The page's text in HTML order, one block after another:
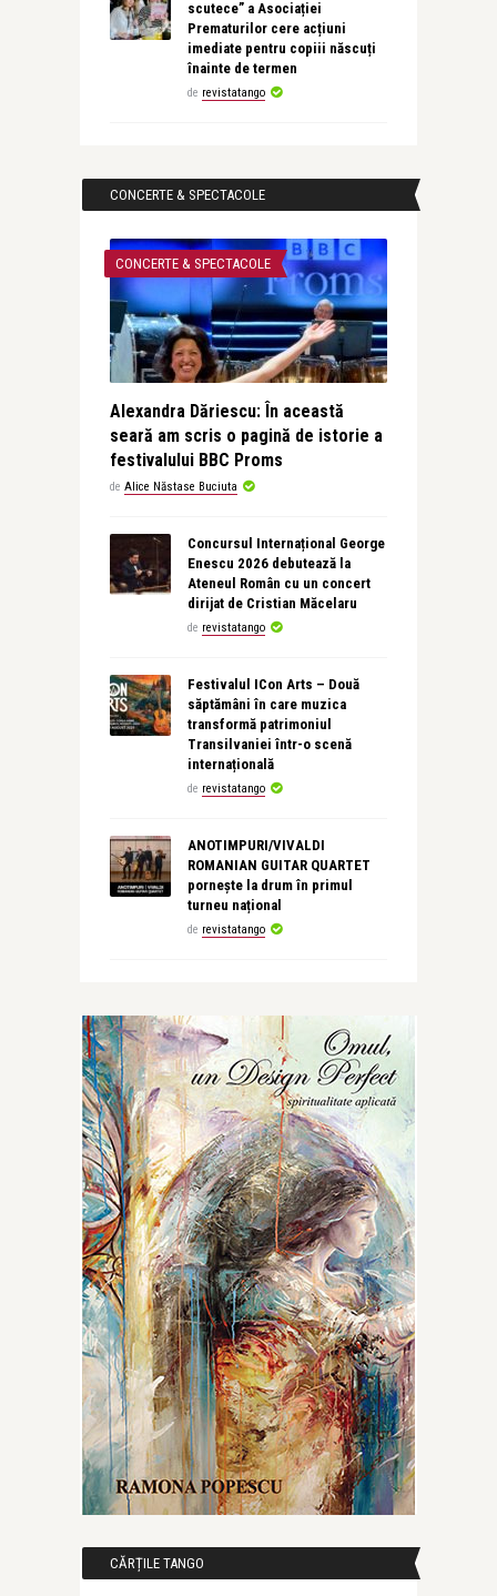
scutece” a Asociației
Prematurilor cere acțiuni
imediate pentru copiii născuți
înainte de termen
de revistatango
CONCERTE & SPECTACOLE
CONCERTE & SPECTACOLE
Alexandra Dăriescu: În această
seară am scris o pagină de istorie a
festivalului BBC Proms
de Alice Năstase Buciuta
Concursul Internațional George
Enescu 2026 debutează la
Ateneul Român cu un concert
dirijat de Cristian Măcelaru
de revistatango
Festivalul ICon Arts – Două
săptămâni în care muzica
transformă patrimoniul
Transilvaniei într-o scenă
internațională
de revistatango
ANOTIMPURI/VIVALDI
ROMANIAN GUITAR QUARTET
pornește la drum în primul
turneu național
de revistatango
CĂRȚILE TANGO